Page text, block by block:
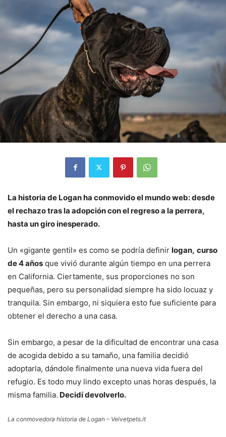
La historia de Logan ha conmovido el mundo web: desde
el rechazo tras la adopción con el regreso a la perrera,
hasta un giro inesperado.
Un «gigante gentil» es como se podría definir logan, curso
de 4 años que vivió durante algún tiempo en una perrera
en California. Ciertamente, sus proporciones no son
pequeñas, pero su personalidad siempre ha sido locuaz y
tranquila. Sin embargo, ni siquiera esto fue suficiente para
obtener el derecho a una casa.
Sin embargo, a pesar de la dificultad de encontrar una casa
de acogida debido a su tamaño, una familia decidió
adoptarla, dándole finalmente una nueva vida fuera del
refugio. Es todo muy lindo excepto unas horas después, la
misma familia. Decidí devolverlo.
La conmovedora historia de Logan – Velvetpets.it